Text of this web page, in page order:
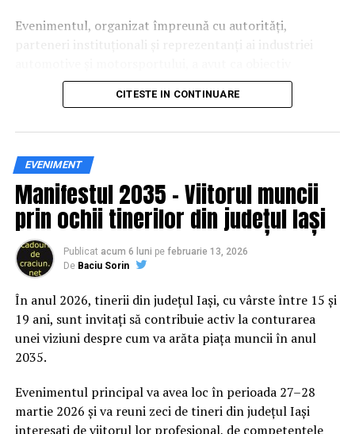
Evenimentul, organizat împreună cu autorități,
parteneri instituționali și reprezentanți ai industriei
principal transformarea prevenției într-o experiență
practică și accesibilă publicului larg.
Siguranța rutieră, adusă mai
aproape de comunitate
Datele privind accidentele rutiere din România continuă
să evidențieze necesitatea unor inițiative de educație și
prevenție. În 2025, peste 3.000 de persoane au fost
rănite grav în accidente rutiere, iar mai mult de 1.300 și-
au pierdut viața pe șoselele din țară.
În acest context, campania „Condu Prudent! Alege
Viața!” își propune să transforme informația teoretică
într-o experiență directă, prin simulări și demonstrații
care îi ajută pe participanți să înțeleagă concret
impactul deciziilor luate în trafic.
CITESTE IN CONTINUARE
EVENIMENT
Manifestul 2035 – Viitorul muncii
prin ochii tinerilor din județul Iași
Publicat acum 6 luni pe februarie 13, 2026
De Baciu Sorin
În anul 2026, tinerii din județul Iași, cu vârste între 15 și
19 ani, sunt invitați să contribuie activ la conturarea
unei viziuni despre cum va arăta piața muncii în anul
2035.
Evenimentul principal va avea loc în perioada 27–28
martie 2026 și va reuni zeci de tineri din județul Iași
interesați de viitorul lor profesional, de competențele